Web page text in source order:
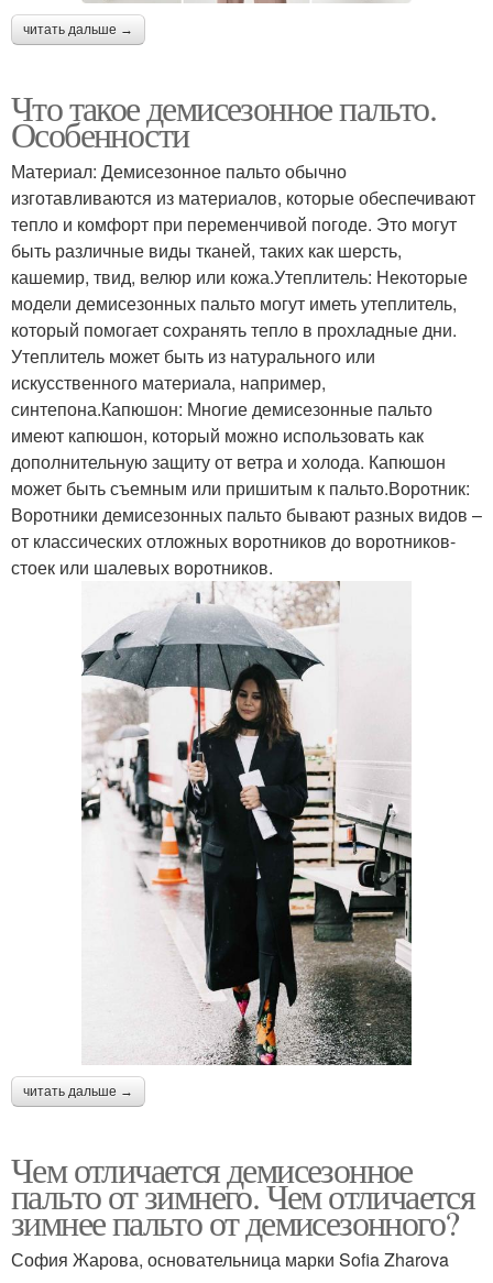
читать дальше →
Что такое демисезонное пальто.
Особенности
Материал: Демисезонное пальто обычно
изготавливаются из материалов, которые обеспечивают
тепло и комфорт при переменчивой погоде. Это могут
быть различные виды тканей, таких как шерсть,
кашемир, твид, велюр или кожа.Утеплитель: Некоторые
модели демисезонных пальто могут иметь утеплитель,
который помогает сохранять тепло в прохладные дни.
Утеплитель может быть из натурального или
искусственного материала, например,
синтепона.Капюшон: Многие демисезонные пальто
имеют капюшон, который можно использовать как
дополнительную защиту от ветра и холода. Капюшон
может быть съемным или пришитым к пальто.Воротник:
Воротники демисезонных пальто бывают разных видов –
от классических отложных воротников до воротников-
стоек или шалевых воротников.
читать дальше →
Чем отличается демисезонное
пальто от зимнего. Чем отличается
зимнее пальто от демисезонного?
София Жарова, основательница марки Sofia Zharova